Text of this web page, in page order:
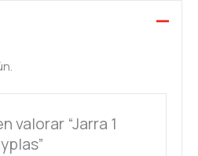
valorar “Jarra 1